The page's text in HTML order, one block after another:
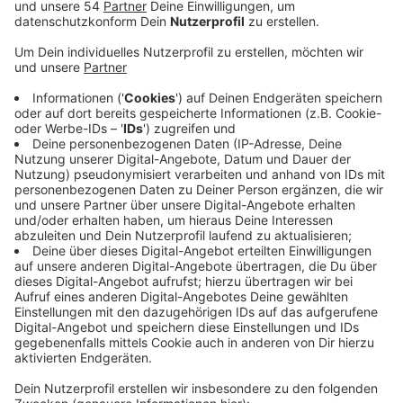
So kann man beispielsweise nicht nur Sperrmülltermine
von zu Hause aus bestellen. Bei den Funktionen wird
allerdings zwischen anmeldepflichtigen und
anmeldefreien Vorgängen unterschieden. Wenn sich
zum Beispiel die Zahl der im Haushalt lebenden
Personen ändert und sich daraus eine neue
Tonnengröße ergibt, dann muss man sich für diese
Funktion online anmelden, weil dieser Vorgang für die
Mags gebührenrelevant ist. Möchte man allerdings
online einen Eigentümer-Wechsel vornehmen, eine
gelbe Tonne bestellen oder den Gebührenrechner
nutzen, dann ist keine Anmeldung nötig. Mit der
Erweiterung des digitalen Bürgerportals erfüllt die
Mags schon jetzt die gesetzliche Pflicht,
Verwaltungsleistungen bis zum Jahresende digital